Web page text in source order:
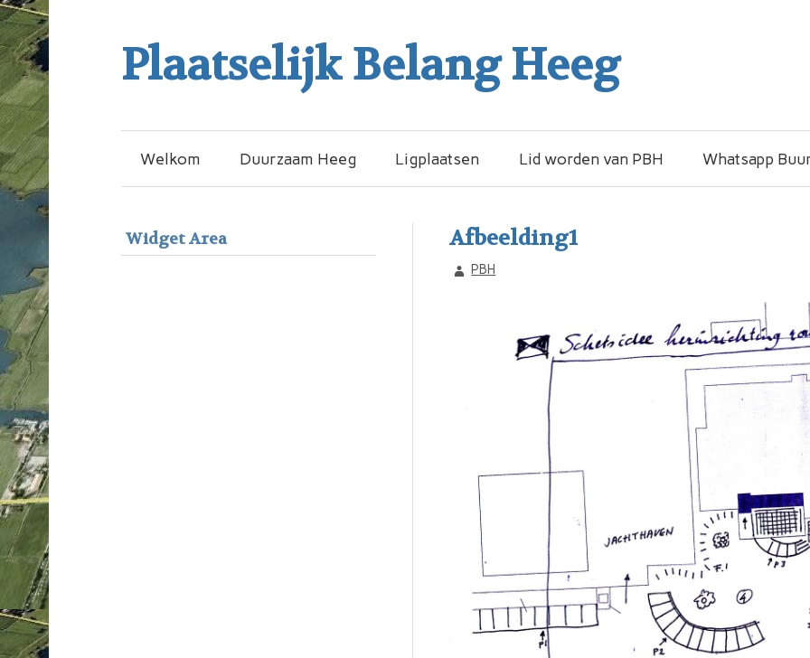
Plaatselijk Belang Heeg
Welkom Duurzaam Heeg Ligplaatsen Lid worden van PBH Whatsapp
Afbeelding1
PBH
Widget Area